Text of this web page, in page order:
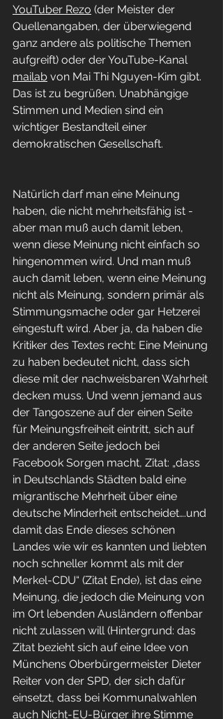
YouTuber Rezo (der Meister der
Quellenangaben, der überwiegend
ganz andere als politische Themen
aufgreift) oder der YouTube-Kanal
mailab von Mai Thi Nguyen-Kim gibt.
Das ist zu begrüßen. Unabhängige
Stimmen und Medien sind ein
wichtiger Bestandteil einer
demokratischen Gesellschaft.
Natürlich darf man eine Meinung
haben, die nicht mehrheitsfähig ist -
aber man muß auch damit leben,
wenn diese Meinung nicht einfach so
hingenommen wird. Und man muß
auch damit leben, wenn eine Meinung
nicht als Meinung, sondern primär als
Stimmungsmache oder gar Hetzerei
eingestuft wird. Aber ja, da haben die
Kritiker des Textes recht: Eine Meinung
zu haben bedeutet nicht, dass sich
diese mit der nachweisbaren Wahrheit
decken muss. Und wenn jemand aus
der Tangoszene auf der einen Seite
für Meinungsfreiheit eintritt, sich auf
der anderen Seite jedoch bei
Facebook Sorgen macht, Zitat: „dass
in Deutschlands Städten bald eine
migrantische Mehrheit über eine
deutsche Minderheit entscheidet….und
damit das Ende dieses schönen
Landes wie wir es kannten und liebten
noch schneller kommt als mit der
Merkel-CDU“ (Zitat Ende), ist das eine
Meinung, die jedoch die Meinung von
im Ort lebenden Ausländern offenbar
nicht zulassen will (Hintergrund: das
Zitat bezieht sich auf eine Idee von
Münchens Oberbürgermeister Dieter
Reiter von der SPD, der sich dafür
einsetzt, dass bei Kommunalwahlen
auch Nicht-EU-Bürger ihre Stimme